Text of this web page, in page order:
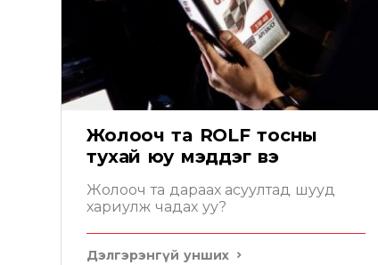
Жолооч та ROLF тосны
тухай юу мэддэг вэ
Жолооч та дараах асуултад шууд
хариулж чадах уу?
Дэлгэрэнгүй унших